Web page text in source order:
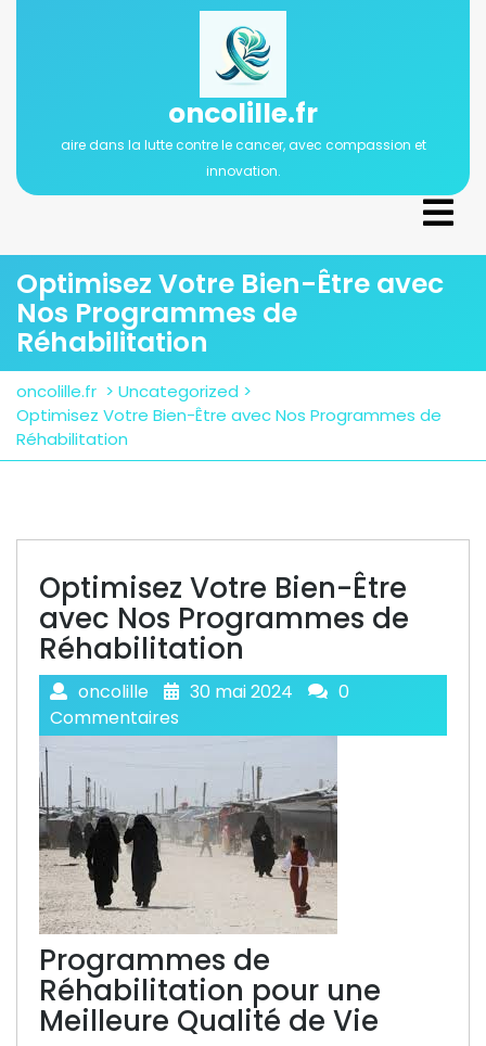
oncolille.fr
aire dans la lutte contre le cancer, avec compassion et
innovation.
Optimisez Votre Bien-Être avec
Nos Programmes de
Réhabilitation
oncolille.fr > Uncategorized >
Optimisez Votre Bien-Être avec Nos Programmes de
Réhabilitation
Optimisez Votre Bien-Être
avec Nos Programmes de
Réhabilitation
oncolille 30 mai 2024
0
Commentaires
Programmes de
Réhabilitation pour une
Meilleure Qualité de Vie